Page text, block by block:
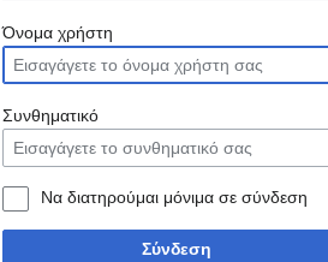
Μετάβαση
στην
πλοήγηση
Πήδηση
στην
αναζήτηση
Όνομα χρήστη
Συνθηματικό
Να διατηρούμαι μόνιμα σε σύνδεση
Σύνδεση